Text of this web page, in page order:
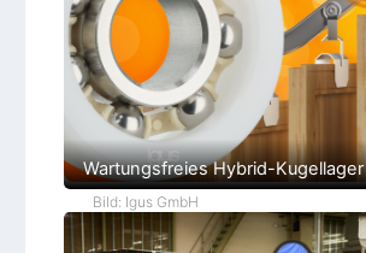
Wartungsfreies Hybrid-Kugellager
Bild: Igus GmbH